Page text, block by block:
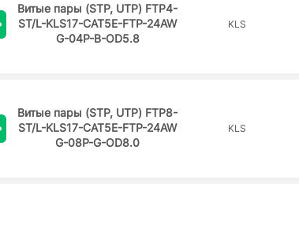
Витые пары (STP, UTP) FTP4-
ST/L-KLS17-CAT5E-FTP-24AW
G-04P-B-OD5.8
KLS
Витые пары (STP, UTP) FTP8-
ST/L-KLS17-CAT5E-FTP-24AW
G-08P-G-OD8.0
KLS